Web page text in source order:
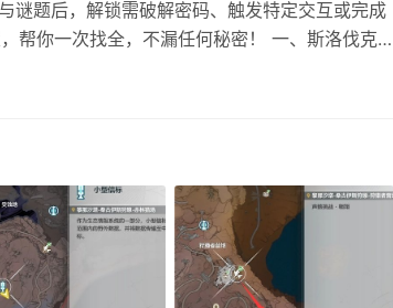
谜题后，解锁需破解密码、触发特定交互或完成
帮你一次找全，不漏任何秘密！ 一、斯洛伐克